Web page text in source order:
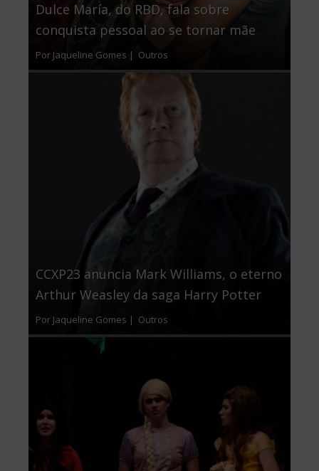
Dulce María, do RBD, fala sobre
conquista pessoal ao se tornar mãe
Por Jaqueline Gomes | Outros
CCXP23 anuncia Mark Williams, o eterno
Arthur Weasley da saga Harry Potter
Por Jaqueline Gomes | Outros